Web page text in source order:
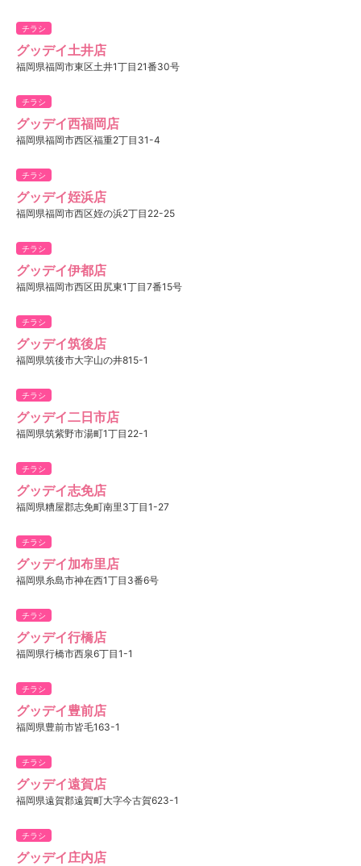
チラシ
グッデイ土井店
福岡県福岡市東区土井1丁目21番30号
チラシ
グッデイ西福岡店
福岡県福岡市西区福重2丁目31-4
チラシ
グッデイ姪浜店
福岡県福岡市西区姪の浜2丁目22-25
チラシ
グッデイ伊都店
福岡県福岡市西区田尻東1丁目7番15号
チラシ
グッデイ筑後店
福岡県筑後市大字山の井815-1
チラシ
グッデイ二日市店
福岡県筑紫野市湯町1丁目22-1
チラシ
グッデイ志免店
福岡県糟屋郡志免町南里3丁目1-27
チラシ
グッデイ加布里店
福岡県糸島市神在西1丁目3番6号
チラシ
グッデイ行橋店
福岡県行橋市西泉6丁目1-1
チラシ
グッデイ豊前店
福岡県豊前市皆毛163-1
チラシ
グッデイ遠賀店
福岡県遠賀郡遠賀町大字今古賀623-1
チラシ
グッデイ庄内店